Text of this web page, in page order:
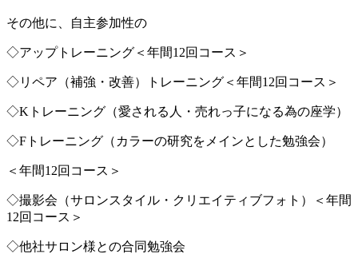
その他に、自主参加性の
◇アップトレーニング＜年間12回コース＞
◇リペア（補強・改善）トレーニング＜年間12回コース＞
◇Kトレーニング（愛される人・売れっ子になる為の座学）
◇Fトレーニング（カラーの研究をメインとした勉強会）
＜年間12回コース＞
◇撮影会（サロンスタイル・クリエイティブフォト）＜年間
12回コース＞
◇他社サロン様との合同勉強会